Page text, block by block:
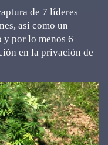
de 7 líderes
así como un
por lo menos 6
en la privación de